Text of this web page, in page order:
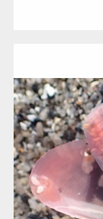
Detail